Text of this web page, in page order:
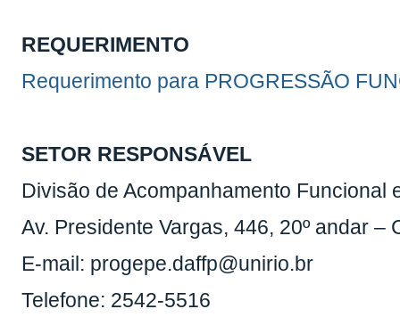
REQUERIMENTO
Requerimento para PROGRESSÃO
SETOR RESPONSÁVEL
Divisão de Acompanhamento Funcional
Av. Presidente Vargas, 446, 20º andar –
E-mail: progepe.daffp@unirio.br
Telefone: 2542-5516